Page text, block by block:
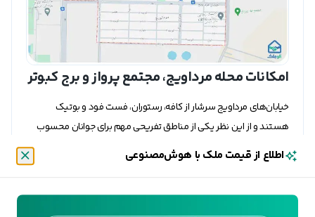
امکانات محله مرداویج، مجتمع پرواز و برج کبوتر
خیابان‌های مرداویج سرشار از کافه، رستوران، فست فود و بوتیک
هستند و از این نظر یکی از مناطق تفریحی مهم برای جوانان محسوب
می‌شود. مجتمع پرواز در سمت شرق این محله نیز، علاوه بر این مغازه‌ها،
سالن‌های ورزشی نیز دارد. پارک مرداویج نیز، یکی از پارک‌های بزرگ
اطلاع از قیمت ملک با هوش‌مصنوعی